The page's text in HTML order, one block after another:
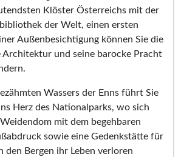
Klöster Österreichs mit der
der Welt, einen ersten
Außenbesichtigung können Sie die
Architektur und seine barocke Pracht
Wassers der Enns führt Sie
Herz des Nationalparks, wo sich
mit dem begehbaren
sowie eine Gedenkstätte für
den Bergen ihr Leben verloren